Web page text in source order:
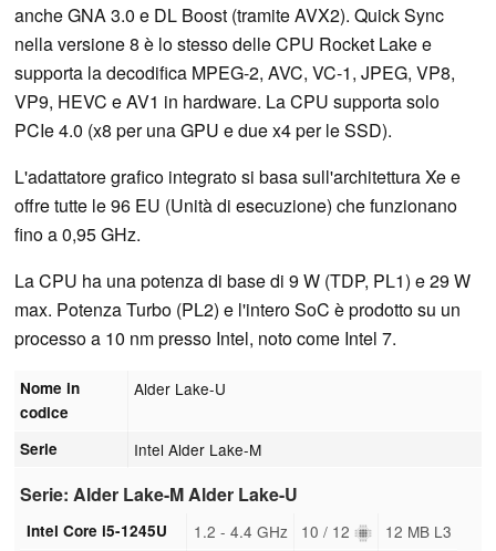
anche GNA 3.0 e DL Boost (tramite AVX2). Quick Sync
nella versione 8 è lo stesso delle CPU Rocket Lake e
supporta la decodifica MPEG-2, AVC, VC-1, JPEG, VP8,
VP9, HEVC e AV1 in hardware. La CPU supporta solo
PCIe 4.0 (x8 per una GPU e due x4 per le SSD).
L'adattatore grafico integrato si basa sull'architettura Xe e
offre tutte le 96 EU (Unità di esecuzione) che funzionano
fino a 0,95 GHz.
La CPU ha una potenza di base di 9 W (TDP, PL1) e 29 W
max. Potenza Turbo (PL2) e l'intero SoC è prodotto su un
processo a 10 nm presso Intel, noto come Intel 7.
Nome in
codice
Alder Lake-U
Serie Intel Alder Lake-M
Serie: Alder Lake-M Alder Lake-U
Intel Core i5-1245U 1.2 - 4.4 GHz 10 / 12 12 MB L3